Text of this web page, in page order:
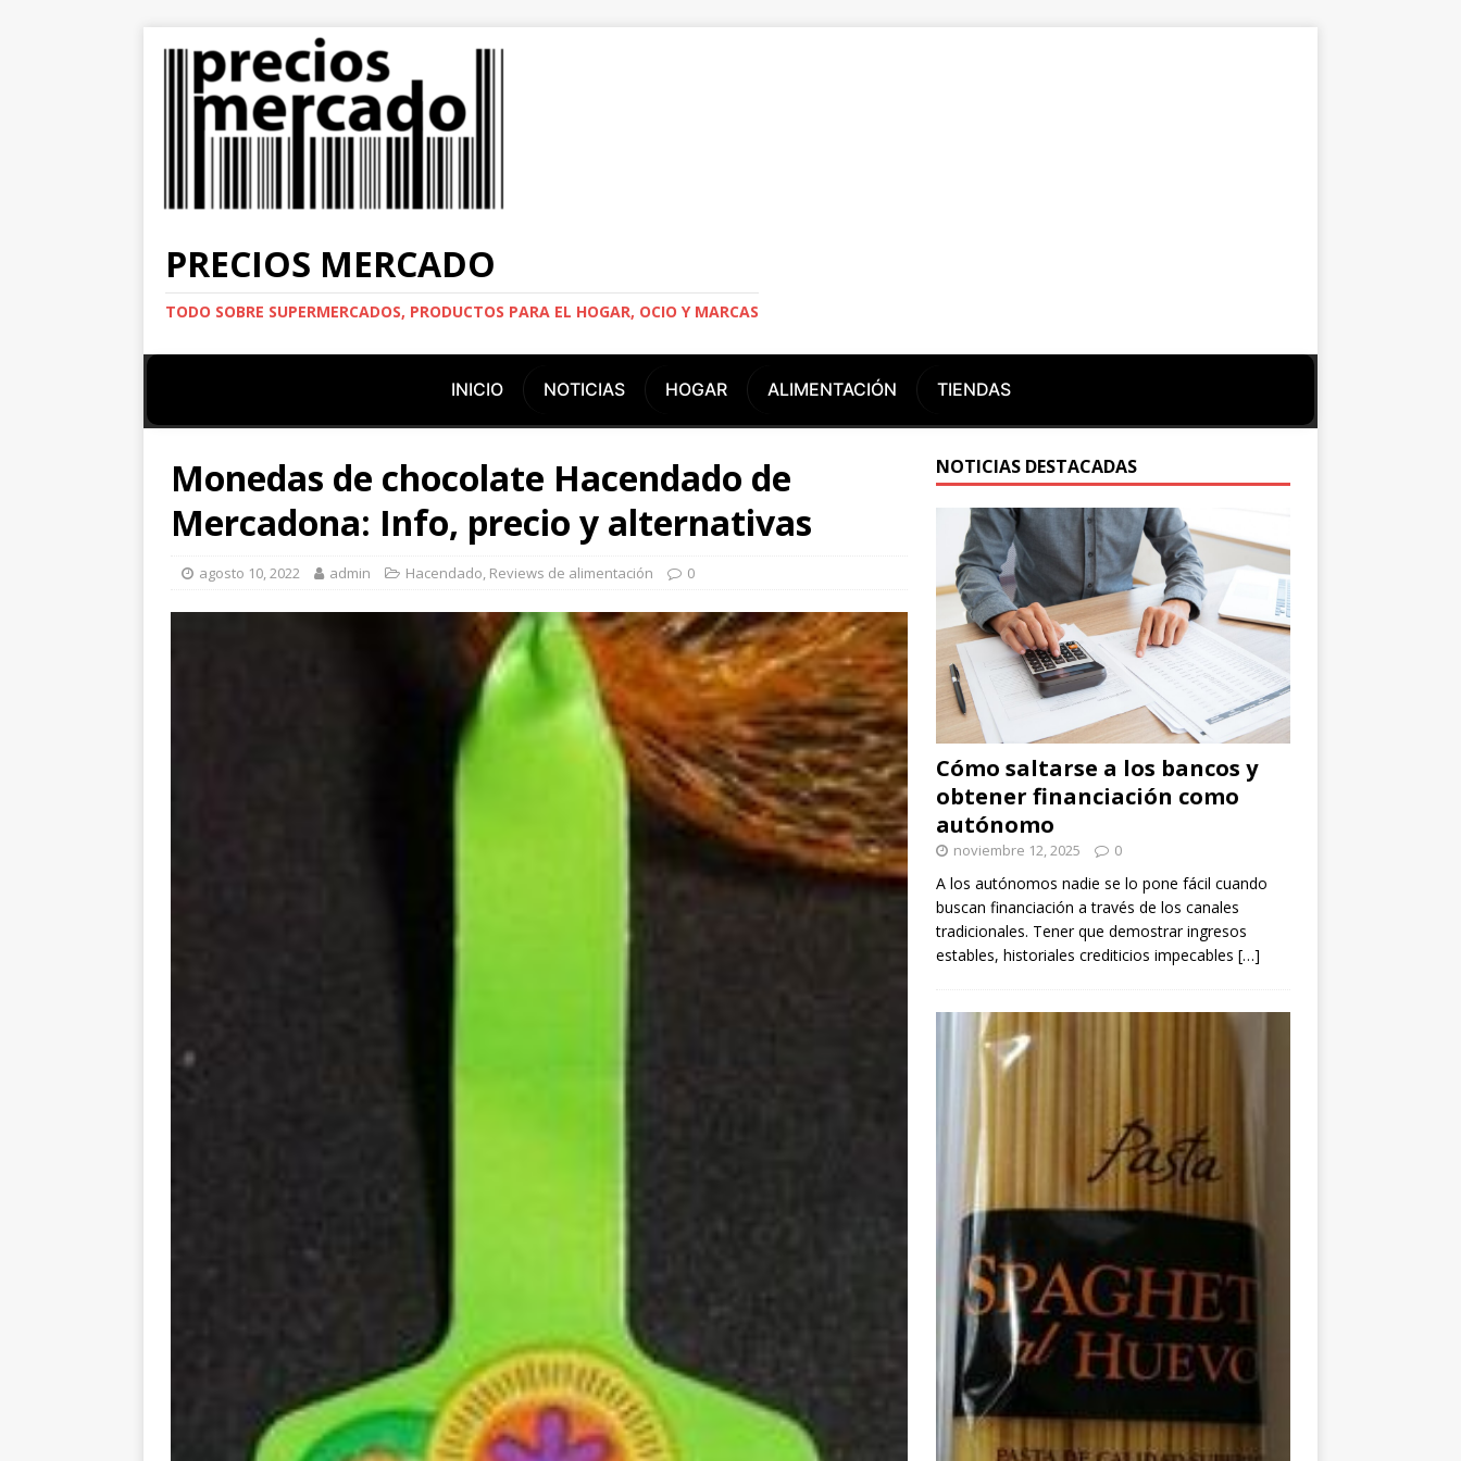
PRECIOS MERCADO
TODO SOBRE SUPERMERCADOS, PRODUCTOS PARA EL HOGAR, OCIO Y MARCAS
INICIO NOTICIAS HOGAR ALIMENTACIÓN TIENDAS
Monedas de chocolate Hacendado de
Mercadona: Info, precio y alternativas
agosto 10, 2022 admin Hacendado, Reviews de alimentación 0
NOTICIAS DESTACADAS
Cómo saltarse a los bancos y
obtener financiación como
autónomo
noviembre 12, 2025 0
A los autónomos nadie se lo pone fácil cuando
buscan financiación a través de los canales
tradicionales. Tener que demostrar ingresos
estables, historiales crediticios impecables […]